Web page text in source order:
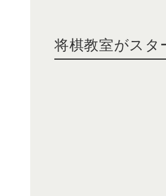
将棋教室がスタ